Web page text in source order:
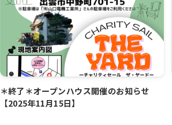
＊終了＊オープンハウス開催のお知らせ
【2025年11月15日】